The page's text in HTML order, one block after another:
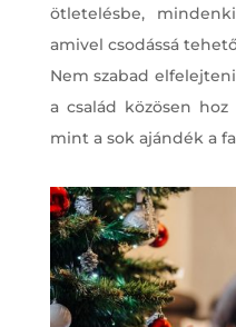
ötletelésbe,
amivel csodássá
Nem szabad
a család közösen
mint a sok ajándék a